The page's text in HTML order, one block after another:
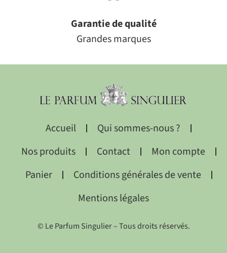
Garantie de qualité
Grandes marques
Accueil
Qui sommes-nous ?
Nos produits
Contact
Mon compte
Panier
Conditions générales de vente
Mentions légales
© Le Parfum Singulier – Tous droits réservés.